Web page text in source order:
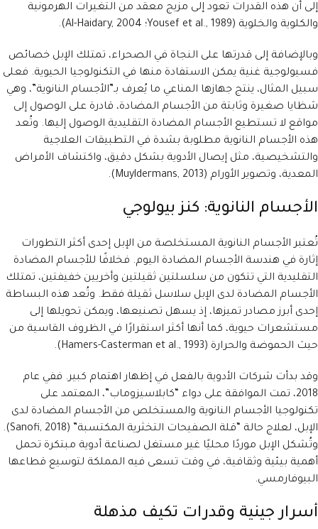
إلى أن هذه القدرات تعود إلى مزيج معقد من التغيرات الهرمونية
والكلوية والخلوية (Yousef et al., 1989؛ Al-Haidary, 2004).
وبالإضافة إلى قدرتها على النجاة في الصحراء، تمتلك الإبل خصائص
فسيولوجية غنية يمكن الاستفادة منها في التكنولوجيا الحيوية. فعلى
سبيل المثال، ينتج جهازها المناعي ما يُعرف بـ”الأجسام النانوية”، وهي
شظايا صغيرة وثابتة من الأجسام المضادة، قادرة على الوصول إلى
مواقع لا تستطيع الأجسام المضادة التقليدية الوصول إليها. وتُعد
هذه الأجسام النانوية مطلوبة بشدة في التطبيقات العلاجية
والتشخيصية، مثل إيصال الأدوية بشكل دقيق، واكتشاف الأمراض
المعدية، وتصوير الأورام (Muyldermans, 2013).
الأجسام النانوية: كنز بيولوجي
تُعتبر الأجسام النانوية المستخلصة من الإبل إحدى أكثر التطورات
إثارة في هندسة الأجسام المضادة اليوم. فخلافًا للأجسام المضادة
التقليدية التي تتكون من سلسلتين ثقيلتين وأخريين خفيفتين، تمتلك
الأجسام المضادة لدى الإبل سلاسل ثقيلة فقط. وتُعد هذه البساطة
إحدى أبرز مصادر تميزها، إذ يسهل تصنيعها، ويمكن تحويلها إلى
مستشعرات حيوية، كما أنها أكثر استقرارًا في الظروف القاسية من
حيث الحموضة والحرارة (Hamers-Casterman et al., 1993).
وقد بدأت شركات الأدوية بالفعل في إظهار اهتمام كبير. ففي عام
2018، تمت الموافقة على دواء “كابلاسيزوماب”، المعتمد على
تكنولوجيا الأجسام النانوية والمستخلص من الأجسام المضادة لدى
الإبل، لعلاج حالة “قلة الصفيحات التخثرية المكتسبة” (Sanofi, 2018).
وتُشكل الإبل موردًا محليًا غير مستغل لصناعة أدوية مبتكرة تحمل
أهمية بيئية وثقافية، في وقت تسعى فيه المملكة لتوسيع قطاعها
البيوفارمسي.
أسرار جينية وقدرات تكيف مذهلة